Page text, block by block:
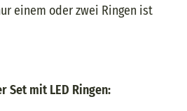
einem oder zwei Ringen ist
Set mit LED Ringen: